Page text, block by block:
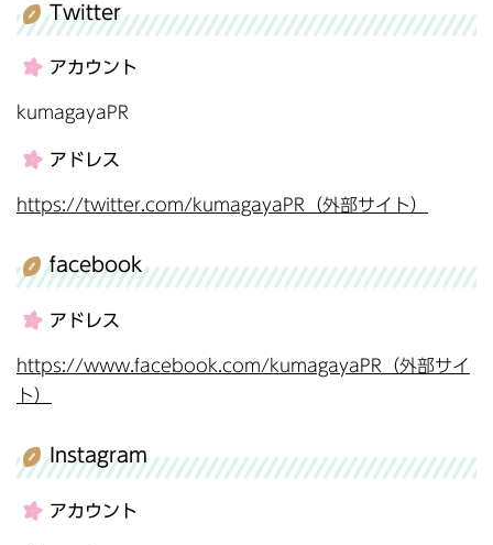
Twitter
アカウント
kumagayaPR
アドレス
https://twitter.com/kumagayaPR（外部サイト）
facebook
アドレス
https://www.facebook.com/kumagayaPR（外部サイ
ト）
Instagram
アカウント